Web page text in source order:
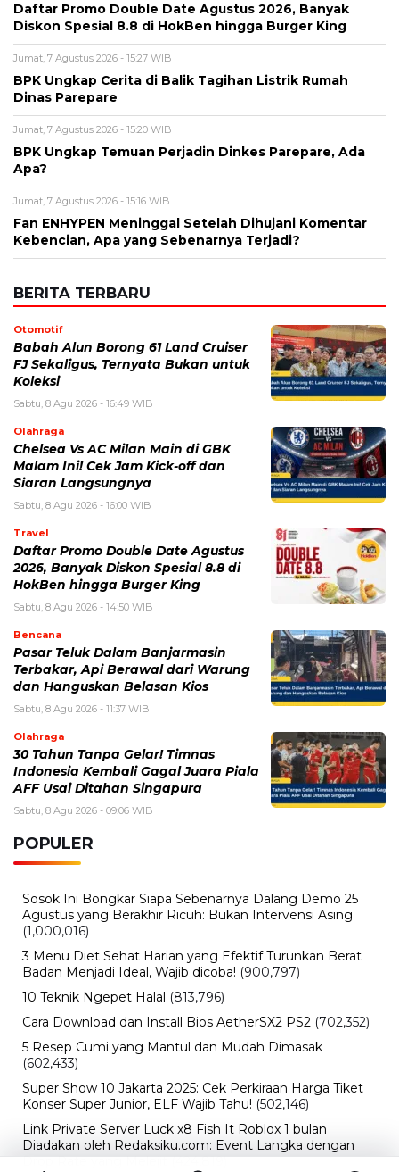
Daftar Promo Double Date Agustus 2026, Banyak
Diskon Spesial 8.8 di HokBen hingga Burger King ‎
Jumat, 7 Agustus 2026 - 15:27 WIB
BPK Ungkap Cerita di Balik Tagihan Listrik Rumah
Dinas Parepare
Jumat, 7 Agustus 2026 - 15:20 WIB
BPK Ungkap Temuan Perjadin Dinkes Parepare, Ada
Apa?
Jumat, 7 Agustus 2026 - 15:16 WIB
Fan ENHYPEN Meninggal Setelah Dihujani Komentar
Kebencian, Apa yang Sebenarnya Terjadi?
BERITA TERBARU
Otomotif
Babah Alun Borong 61 Land Cruiser
FJ Sekaligus, Ternyata Bukan untuk
Koleksi
Sabtu, 8 Agu 2026 - 16:49 WIB
Olahraga
Chelsea Vs AC Milan Main di GBK
Malam Ini! Cek Jam Kick-off dan
Siaran Langsungnya
Sabtu, 8 Agu 2026 - 16:00 WIB
Travel
Daftar Promo Double Date Agustus
2026, Banyak Diskon Spesial 8.8 di
HokBen hingga Burger King ‎
Sabtu, 8 Agu 2026 - 14:50 WIB
Bencana
Pasar Teluk Dalam Banjarmasin
Terbakar, Api Berawal dari Warung
dan Hanguskan Belasan Kios
Sabtu, 8 Agu 2026 - 11:37 WIB
Olahraga
30 Tahun Tanpa Gelar! Timnas
Indonesia Kembali Gagal Juara Piala
AFF Usai Ditahan Singapura
Sabtu, 8 Agu 2026 - 09:06 WIB
POPULER
Sosok Ini Bongkar Siapa Sebenarnya Dalang Demo 25
Agustus yang Berakhir Ricuh: Bukan Intervensi Asing
(1,000,016)
3 Menu Diet Sehat Harian yang Efektif Turunkan Berat
Badan Menjadi Ideal, Wajib dicoba! (900,797)
10 Teknik Ngepet Halal (813,796)
Cara Download dan Install Bios AetherSX2 PS2 (702,352)
5 Resep Cumi yang Mantul dan Mudah Dimasak
(602,433)
Super Show 10 Jakarta 2025: Cek Perkiraan Harga Tiket
Konser Super Junior, ELF Wajib Tahu! (502,146)
Link Private Server Luck x8 Fish It Roblox 1 bulan
Diadakan oleh Redaksiku.com: Event Langka dengan
Drop Rate yang Melejit (424,819)